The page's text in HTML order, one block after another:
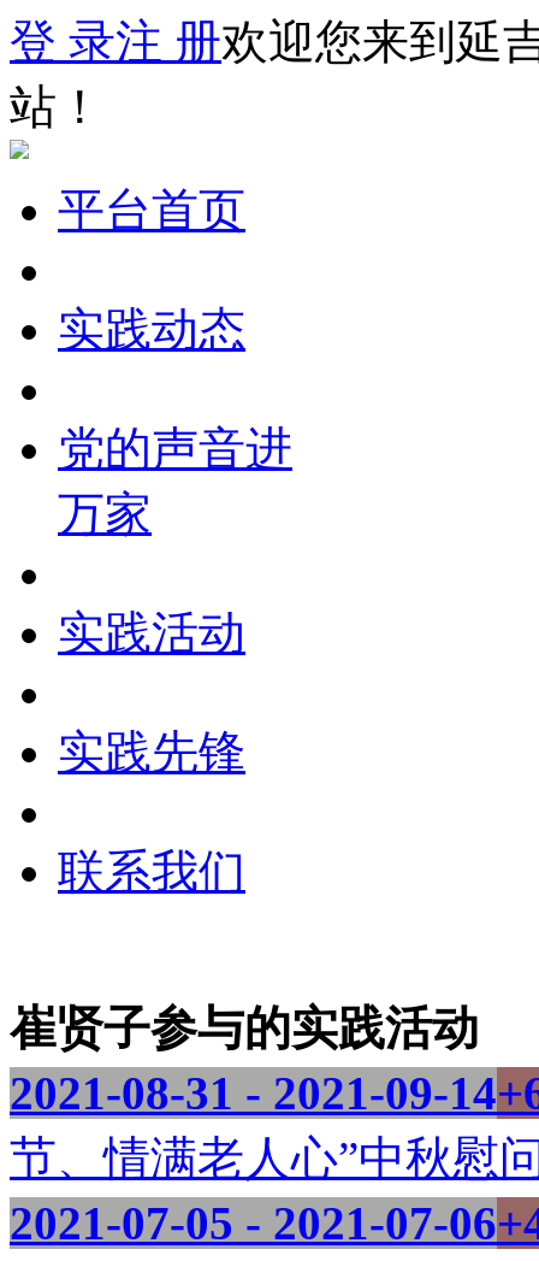
登 录注 册欢迎您来到延
站！
平台首页
实践动态
党的声音进
万家
实践活动
实践先锋
联系我们
崔贤子参与的实践活动
2021-08-31 - 2021-09-14
节、情满老人心”中秋慰
2021-07-05 - 2021-07-06